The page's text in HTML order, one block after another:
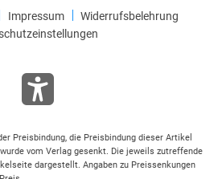
Impressum
Widerrufsbelehrung
Preisbindung, die Preisbindung dieser Artikel
vom Verlag gesenkt. Die jeweils zutreffende
dargestellt. Angaben zu Preissenkungen